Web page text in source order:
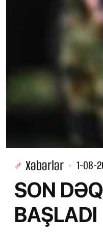
Xəbərlər 1-08-
SON
BAŞLADI